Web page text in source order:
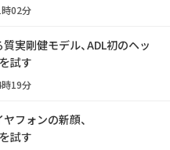
02分
実剛健モデル、ADL初のヘッ
試す
19分
フォンの新顔、
試す